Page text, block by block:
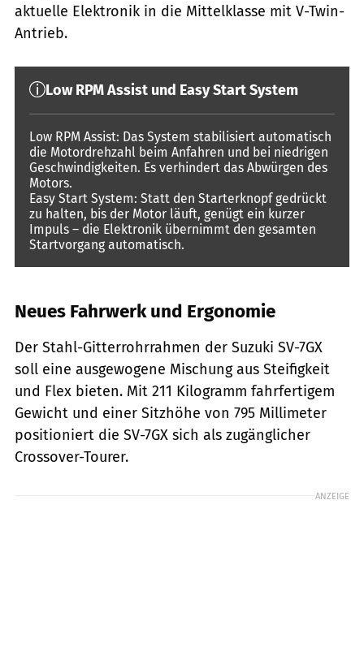
aktuelle Elektronik in die Mittelklasse mit V-Twin-
Antrieb.
Low RPM Assist und Easy Start System
Low RPM Assist: Das System stabilisiert automatisch
die Motordrehzahl beim Anfahren und bei niedrigen
Geschwindigkeiten. Es verhindert das Abwürgen des
Motors.
Easy Start System: Statt den Starterknopf gedrückt
zu halten, bis der Motor läuft, genügt ein kurzer
Impuls – die Elektronik übernimmt den gesamten
Startvorgang automatisch.
Neues Fahrwerk und Ergonomie
Der Stahl-Gitterrohrrahmen der Suzuki SV-7GX
soll eine ausgewogene Mischung aus Steifigkeit
und Flex bieten. Mit 211 Kilogramm fahrfertigem
Gewicht und einer Sitzhöhe von 795 Millimeter
positioniert die SV-7GX sich als zugänglicher
Crossover-Tourer.
ANZEIGE